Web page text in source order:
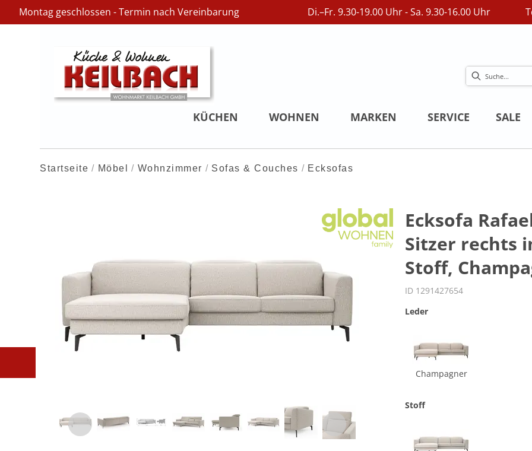
Montag geschlossen - Termin nach Vereinbarung Di.–Fr. 9.30-19.00 Uhr - Sa. 9.30-16.00 Uhr
KÜCHEN WOHNEN MARKEN SERVICE SALE
Startseite Möbel Wohnzimmer Sofas & Couches Ecksofas
Ecksofa
Sitzer rechts
Stoff,
ID 1291427654
Leder
Champagner
Stoff